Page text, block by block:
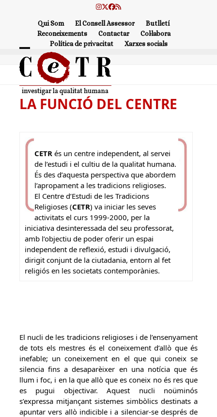
Instagram
Twitter
Facebook
RSS
Qui Som El Consell Assessor
Butlletí
Reconeixements
Contactar
Col·labora
Política de privacitat
Xarxes socials
Open
mobile
menu
Close
mobile
menu
LA FUNCIÓ DEL CENTRE
CETR és un centre independent, al servei
de l’estudi i el cultiu de la qualitat humana.
És des d’aquesta perspectiva que abordem
l’apropament a les tradicions religioses.
El Centre d’Estudi de les Tradicions
Religioses (CETR) va iniciar les seves
activitats el curs 1999-2000, per la
iniciativa desinteressada del seu professorat,
amb l’objectiu de poder oferir un espai
independent de reflexió, estudi i divulgació,
dirigit conjunt de la ciutadania, entorn al fet
religiós en les societats contemporànies.
El nucli de les tradicions religioses i de l’ensenyament
de tots els mestres és el coneixement d’allò que és
inefable; un coneixement en el que qui coneix se
silencia fins a desaparèixer en una notícia que és
llum i foc, i en la que allò que es coneix no és res que
es pugui objectivar. Aquest nucli noüminós
s’expressa mitjançant sistemes simbòlics destinats a
apuntar vers allò indicible i a silenciar-se després de